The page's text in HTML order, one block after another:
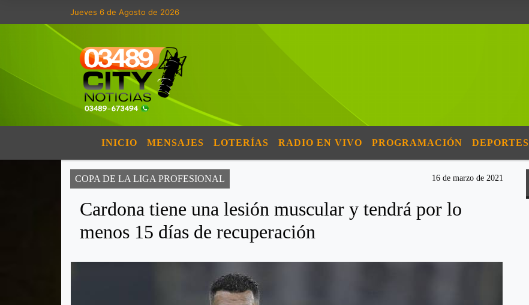
Jueves 6 de Agosto de 2026
INICIO MENSAJES LOTERÍAS RADIO EN VIVO PROGRAMACIÓN DEPORTES
COPA DE LA LIGA PROFESIONAL 16 de marzo de 2021
Cardona tiene una lesión muscular y tendrá por lo
menos 15 días de recuperación